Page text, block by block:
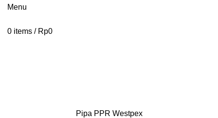
Menu
0 items / Rp0
Pipa PPR Westpex